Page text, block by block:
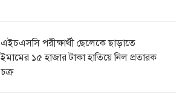
এইচএসসি পরীক্ষার্থী ছেলেকে ছাড়াতে
ইমামের ১৫ হাজার টাকা হাতিয়ে নিল প্রতারক
চক্র